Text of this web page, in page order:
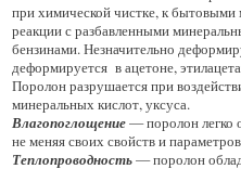
при химической чистке, к
реакции с разбавленными
бензинами. Незначительно
деформируется в ацетоне,
Поролон разрушается при
минеральных кислот, уксуса.
Влагопоглощение— поролон легко
не меняя своих свойств и
Теплопроводность— поролон